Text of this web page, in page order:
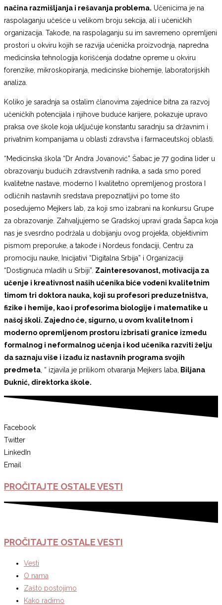
načina razmišljanja i rešavanja problema. Učenicima je na
raspolaganju učešće u velikom broju sekcija, ali i učeničkih
organizacija. Takođe, na raspolaganju su im savremeno opremljeni
prostori u okviru kojih se razvija učenička proizvodnja, napredna
medicinska tehnologija korišćenja dodatne opreme u okviru
forenzike, mikroskopiranja, medicinske biohemije, laboratorijskih
analiza.
Koliko je saradnja sa ostalim članovima zajednice bitna za razvoj
učeničkih potencijala i njihove buduće karijere, pokazuje upravo
praksa ove škole koja uključuje konstantu saradnju sa državnim i
privatnim kompanijama u oblasti zdravstva i farmaceutskoj oblasti.
“Medicinska škola “Dr Andra Jovanović” Šabac je 77 godina lider u
obrazovanju budućih zdravstvenih radnika, a sada smo pored
kvalitetne nastave, moderno I kvalitetno opremljenog prostora I
odličnih nastavnih sredstava prepoznatljivi po tome što
posedujemo Mejkers lab, za koji smo izabrani na konkursu Grupe
za obrazovanje. Zahvaljujemo se Gradskoj upravi grada Šapca koja
nas je svesrdno podržala u dobijanju ovog projekta, objektivnim
pismom preporuke, a takođe i Nordeus fondaciji, Centru za
promociju nauke, Inicijativi “Digitalna Srbija” i Organizaciji
“Dostignuća mladih u Srbiji”. Zainteresovanost, motivacija za
učenje i kreativnost naših učenika biće vođeni kvalitetnim
timom tri doktora nauka, koji su profesori preduzetništva,
fizike i hemije, kao i profesorima biologije i matematike u
našoj školi. Zajedno će, sigurno, u ovom kvalitetnom i
moderno opremljenom prostoru izbrisati granice između
formalnog i neformalnog učenja i kod učenika razviti želju
da saznaju više i izađu iz nastavnih programa svojih
predmeta, “ izjavila je prilikom otvaranja Mejkers laba, Biljana
Đuknić, direktorka škole.
Facebook
Twitter
LinkedIn
Email
PROČITAJTE OSTALEVESTI
PROČITAJTE OSTALEVESTI
Vesti
O nama
Zašto postojimo
Kako radimo